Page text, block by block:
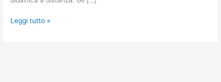
Leggi tutto »